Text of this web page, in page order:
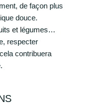
de façon plus
douce.
et légumes…
respecter
contribuera